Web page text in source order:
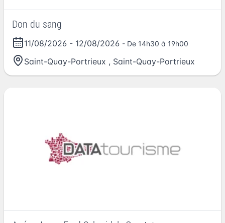
Don du sang
11/08/2026 - 12/08/2026 - De 14h30 à 19h00
Saint-Quay-Portrieux , Saint-Quay-Portrieux